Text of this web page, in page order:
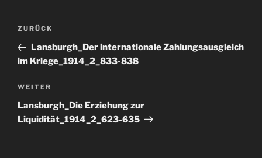
Beitragsnavigation
Vorheriger
Beitrag
ZURÜCK
Lansburgh_Der internationale Zahlungsausgleich
im Kriege_1914_2_833-838
Nächster
Beitrag
WEITER
Lansburgh_Die Erziehung zur
Liquidität_1914_2_623-635